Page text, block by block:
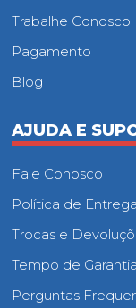
Trabalhe Conosco
Pagamento
Blog
AJUDA E
Fale Conosco
Política de Entrega
Trocas e
Tempo de Garantia
Perguntas